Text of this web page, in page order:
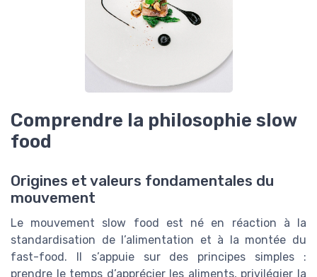
Comprendre la philosophie slow
food
Origines et valeurs fondamentales du
mouvement
Le mouvement slow food est né en réaction à la
standardisation de l’alimentation et à la montée du
fast-food. Il s’appuie sur des principes simples :
prendre le temps d’apprécier les aliments, privilégier la